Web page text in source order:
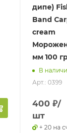
дипе)
Band
cream
мм 100
В
Арт.: 0399
400 ₽/
шт
+ 20 на